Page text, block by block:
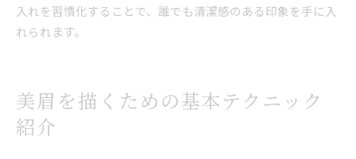
入れを習慣化することで、誰でも清潔感のある印象を手に入
れられます。
美眉を描くための基本テクニック
紹介